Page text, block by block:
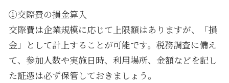
①交際費の損金算入
交際費は企業規模に応じて上限額はありますが、「損
金」として計上することが可能です。税務調査に備え
て、参加人数や実施日時、利用場所、金額などを記し
た証憑は必ず保管しておきましょう。